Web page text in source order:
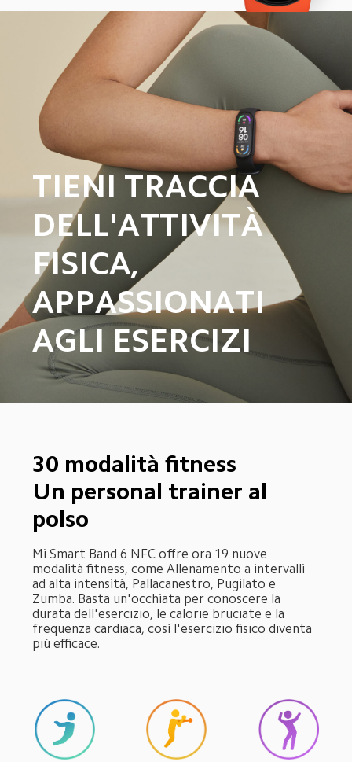
TIENI TRACCIA
DELL'ATTIVITÀ
FISICA,
APPASSIONATI
AGLI ESERCIZI
30 modalità fitness
Un personal trainer al
polso
Mi Smart Band 6 NFC offre ora 19 nuove
modalità fitness, come Allenamento a intervalli
ad alta intensità, Pallacanestro, Pugilato e
Zumba. Basta un'occhiata per conoscere la
durata dell'esercizio, le calorie bruciate e la
frequenza cardiaca, così l'esercizio fisico diventa
più efficace.